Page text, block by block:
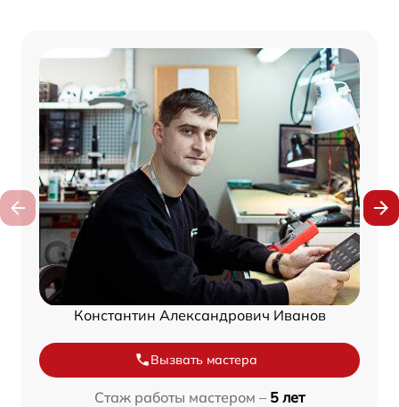
Константин Александрович Иванов
Вызвать мастера
Стаж работы мастером – 5 лет